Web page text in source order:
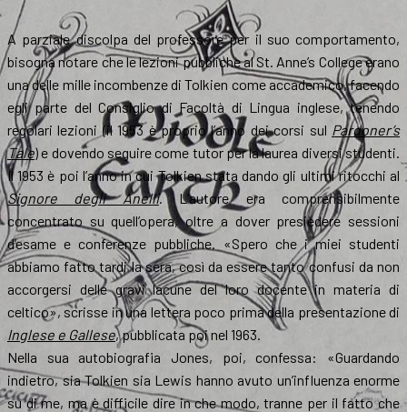
A parziale discolpa del professore per il suo comportamento,
bisogna notare che le lezioni pubbliche al St. Anne’s College erano
una delle mille incombenze di Tolkien come accademico, facendo
egli parte del Consiglio di Facoltà di Lingua inglese, tenendo
regolari lezioni (il 1953 è proprio l’anno dei corsi sul Pardoner’s
Tale) e dovendo seguire come tutor per la laurea diversi studenti.
Il 1953 è poi l’anno in cui Tolkien stata dando gli ultimi ritocchi al
Signore degli Anelli. L’autore era comprensibilmente
concentrato su quell’opera, oltre a dover presiedere sessioni
d’esame e conferenze pubbliche. «Spero che i miei studenti
abbiamo fatto tardi la sera, così da essere tanto confusi da non
accorgersi delle gravi lacune del loro docente in materia di
celtico», scrisse in una lettera poco prima della presentazione di
Inglese e Gallese, pubblicata poi nel 1963.
Nella sua autobiografia Jones, poi, confessa: «Guardando
indietro, sia Tolkien sia Lewis hanno avuto un’influenza enorme
su di me, ma è difficile dire in che modo, tranne per il fatto che